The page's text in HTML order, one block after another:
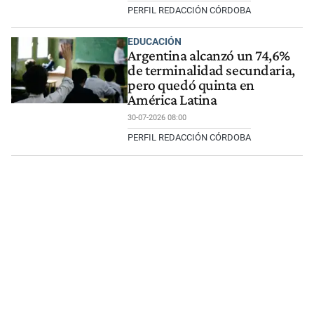
PERFIL REDACCIÓN CÓRDOBA
EDUCACIÓN
Argentina alcanzó un 74,6%
de terminalidad secundaria,
pero quedó quinta en
América Latina
30-07-2026 08:00
PERFIL REDACCIÓN CÓRDOBA